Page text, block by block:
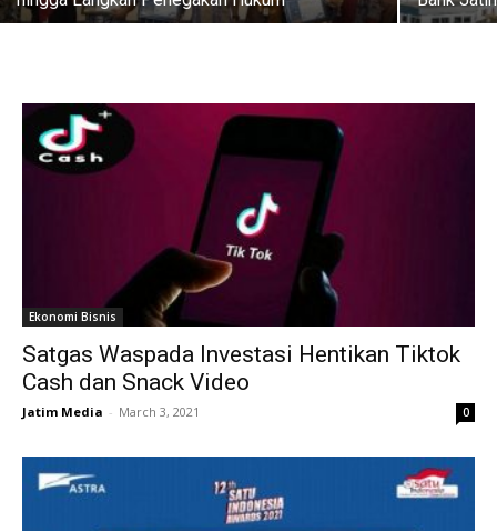
Ekonomi Bisnis
Satgas Waspada Investasi Hentikan Tiktok
Cash dan Snack Video
Jatim Media - March 3, 2021 0